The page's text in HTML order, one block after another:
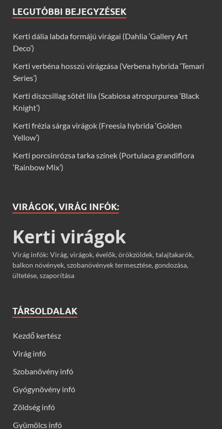
LEGUTÓBBI BEJEGYZÉSEK
Kerti dália labda formájú virágai (Dahlia ‘Gallery Art
Deco’)
Kerti verbéna hosszú virágzása (Verbena hybrida ‘Temari
Series’)
Kerti díszcsillag sötét lila (Scabiosa atropurpurea ‘Black
Knight’)
Kerti frézia sárga virágok (Freesia hybrida ‘Golden
Yellow’)
Kerti porcsinrózsa tarka színek (Portulaca grandiflora
‘Rainbow Mix’)
VIRÁGOK, VIRÁG INFÓK:
Kerti virágok
Virág infók: Virág, virágok, évelők, örökzöldek, talajtakarók,
balkon növények, szobanövények termesztése, gondozása,
ültetése, szaporítása
TÁRSOLDALAK
Kezdő kertész
Virág infó
Szobanövény infó
Gyógynövény infó
Zöldség infó
Gyümölcs infó